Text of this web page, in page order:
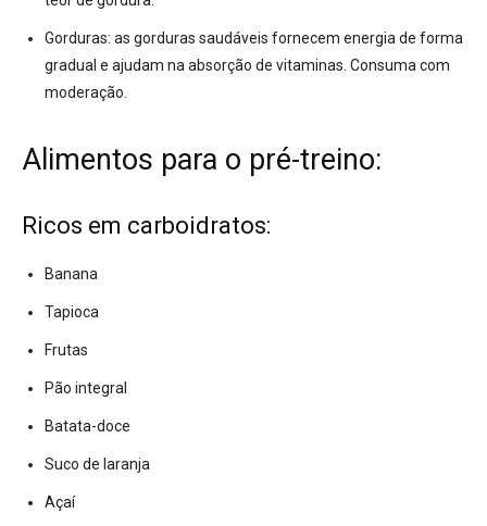
Gorduras: as gorduras saudáveis fornecem energia de forma
gradual e ajudam na absorção de vitaminas. Consuma com
moderação.
Alimentos para o pré-treino:
Ricos em carboidratos:
Banana
Tapioca
Frutas
Pão integral
Batata-doce
Suco de laranja
Açaí